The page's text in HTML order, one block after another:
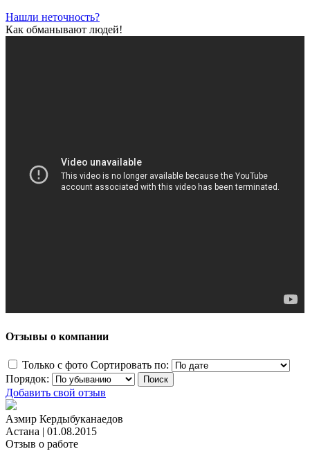
Нашли неточность?
Как обманывают людей!
Отзывы о компании
Только с фото Сортировать по:
Порядок:
Добавить свой отзыв
Азмир Кердыбуканаедов
Астана | 01.08.2015
Отзыв о работе